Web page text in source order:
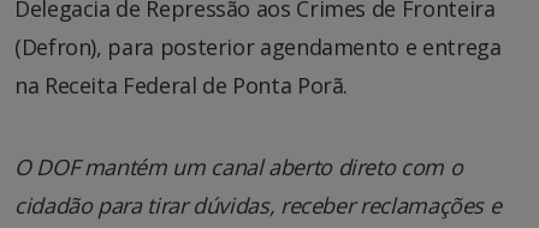
Delegacia de Repressão aos Crimes de Fronteira
(Defron), para posterior agendamento e entrega
na Receita Federal de Ponta Porã.
O DOF mantém um canal aberto direto com o
cidadão para tirar dúvidas, receber reclamações e